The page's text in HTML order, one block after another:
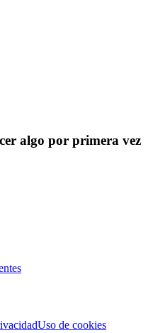
algo por primera vez
Uso de cookies